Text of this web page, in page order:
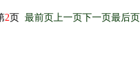
2页 最前页上一页下一页最后页